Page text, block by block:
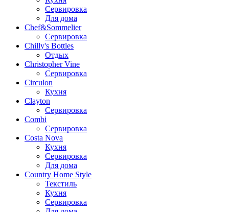
Сервировка
Для дома
Chef&Sommelier
Сервировка
Chilly's Bottles
Отдых
Christopher Vine
Сервировка
Circulon
Кухня
Clayton
Сервировка
Combi
Сервировка
Costa Nova
Кухня
Сервировка
Для дома
Country Home Style
Текстиль
Кухня
Сервировка